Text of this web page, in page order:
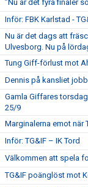
”Nu är det fyra finaler
Inför: FBK Karlstad -
Nu är det dags att
Ulvesborg. Nu på
Tung Giff-förlust mot
Dennis på kansliet
Gamla Giffares
25/9
Marginalerna emot när
Inför: TG&IF – IK Tord
Välkommen att spela
TG&IF poänglöst mot